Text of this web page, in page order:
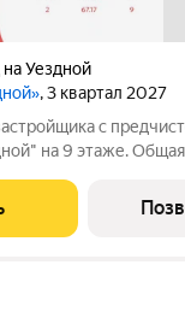
Уездной
, 3 квартал 2027
с
на 9 этаже. Общая
окна